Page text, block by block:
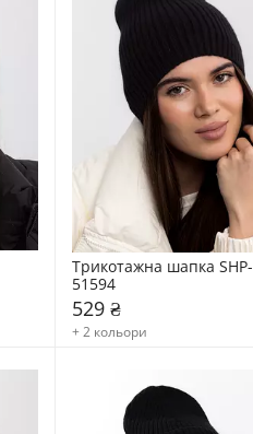
Трикотажна шапка SHP-
51594
529 ₴
+ 2 кольори